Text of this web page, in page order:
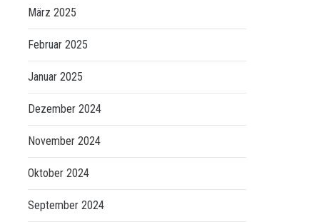
März 2025
Februar 2025
Januar 2025
Dezember 2024
November 2024
Oktober 2024
September 2024